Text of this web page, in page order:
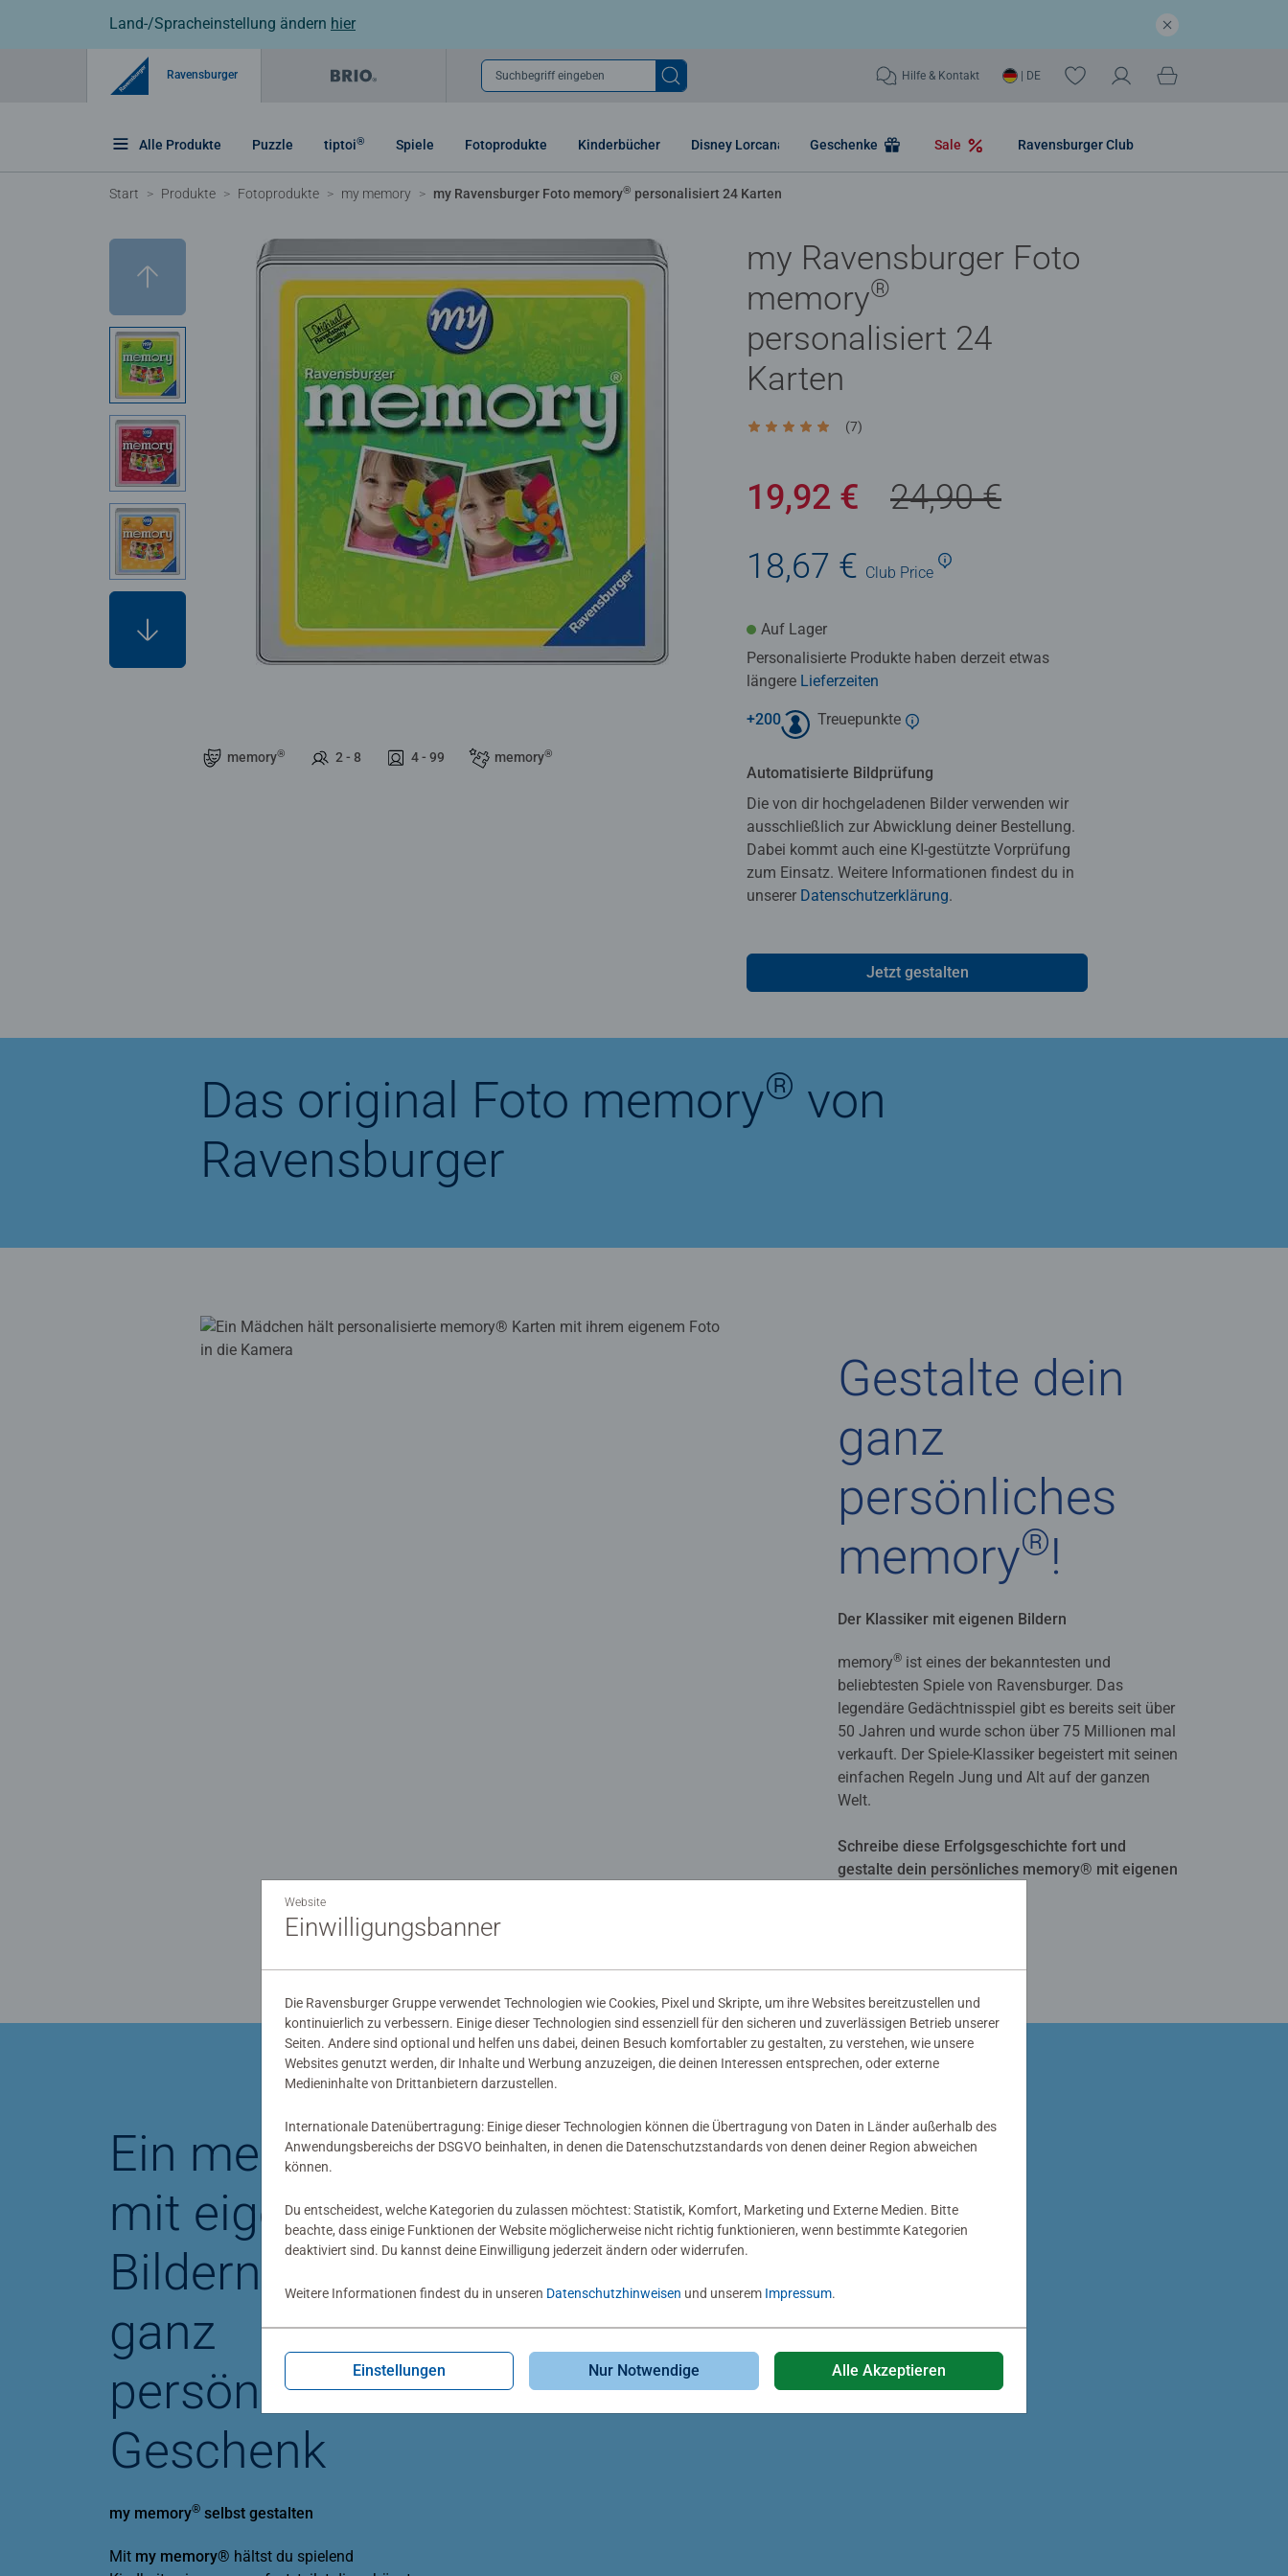
Land-/Spracheinstellung ändern hier
Ravensburger Suchbegriff eingeben Hilfe & Kontakt | DE
Alle Produkte Puzzle tiptoi® Spiele Fotoprodukte Kinderbücher Disney Lorcana Geschenke Sale Ravensburger Club
Start Produkte Fotoprodukte my memory my Ravensburger Foto memory® personalisiert 24 Karten
memory® 2 - 8 4 - 99 memory®
my Ravensburger Foto
memory®
personalisiert 24
Karten
Durchschnittliche Bewertung 5,0 von 5 Sternen.
(7)
19,92 €
24,90 €
18,67 € Club Price
Auf Lager
Personalisierte Produkte haben derzeit etwas
längere Lieferzeiten
+200 Treuepunkte
Automatisierte Bildprüfung
Die von dir hochgeladenen Bilder verwenden wir
ausschließlich zur Abwicklung deiner Bestellung.
Dabei kommt auch eine KI-gestützte Vorprüfung
zum Einsatz. Weitere Informationen findest du in
unserer Datenschutzerklärung.
Jetzt gestalten
Das original Foto memory® von
Ravensburger
Gestalte dein
ganz
persönliches
memory®!
Der Klassiker mit eigenen Bildern
memory® ist eines der bekanntesten und
beliebtesten Spiele von Ravensburger. Das
legendäre Gedächtnisspiel gibt es bereits seit über
50 Jahren und wurde schon über 75 Millionen mal
verkauft. Der Spiele-Klassiker begeistert mit seinen
einfachen Regeln Jung und Alt auf der ganzen
Welt.
Schreibe diese Erfolgsgeschichte fort und
gestalte dein persönliches memory® mit eigenen
Ein memory®
mit eigenen
Bildern ist ein
ganz
persönliches
Geschenk
my memory® selbst gestalten
Mit my memory® hältst du spielend
Website
Einwilligungsbanner
Die Ravensburger Gruppe verwendet Technologien wie Cookies, Pixel und Skripte, um ihre Websites bereitzustellen und
kontinuierlich zu verbessern. Einige dieser Technologien sind essenziell für den sicheren und zuverlässigen Betrieb unserer
Seiten. Andere sind optional und helfen uns dabei, deinen Besuch komfortabler zu gestalten, zu verstehen, wie unsere
Websites genutzt werden, dir Inhalte und Werbung anzuzeigen, die deinen Interessen entsprechen, oder externe
Medieninhalte von Drittanbietern darzustellen.
Internationale Datenübertragung: Einige dieser Technologien können die Übertragung von Daten in Länder außerhalb des
Anwendungsbereichs der DSGVO beinhalten, in denen die Datenschutzstandards von denen deiner Region abweichen
können.
Du entscheidest, welche Kategorien du zulassen möchtest: Statistik, Komfort, Marketing und Externe Medien. Bitte
beachte, dass einige Funktionen der Website möglicherweise nicht richtig funktionieren, wenn bestimmte Kategorien
deaktiviert sind. Du kannst deine Einwilligung jederzeit ändern oder widerrufen.
Weitere Informationen findest du in unseren Datenschutzhinweisen und unserem Impressum.
Einstellungen Nur Notwendige Alle Akzeptieren